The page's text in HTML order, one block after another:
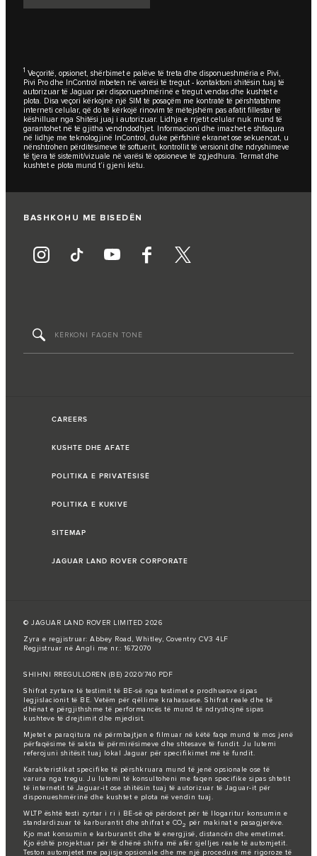
1 Veçoritë, opsionet, shërbimet e palëve të treta dhe disponueshmëria e Pivi,
Pivi Pro dhe InControl mbeten në varësi të tregut - kontaktoni shitësin tuaj të
autorizuar të Jaguar për disponueshmërinë e tregut vendas dhe kushtet e
plota. Disa veçori kërkojnë një SIM të posaçëm me kontratë të përshtatshme
interneti celular, që do të kërkojë rinovim të mëtejshëm pas afatit fillestar të
këshilluar nga Shitësi juaj i autorizuar. Lidhja e rrjetit celular nuk mund të
garantohet në të gjitha vendndodhjet. Informacioni dhe imazhet e shfaqura
në lidhje me teknologjinë InControl, duke përfshirë ekranet ose sekuencat, u
nënshtrohen përditësimeve të softuerit, kontrollit të versionit dhe ndryshimeve
të tjera të sistemit/vizuale në varësi të opsioneve të zgjedhura. Termat dhe
kushtet e plota mund t’i gjeni këtu
BASHKOHU ME BISEDËN
CAREERS
KUSHTE DHE AFATE
POLITIKA E PRIVATËSISË
POLITIKA E KUKIVE
SITEMAP
JAGUAR LAND ROVER CORPORATE
© JAGUAR LAND ROVER LIMITED 2026
Zyra e regjistruar: Abbey Road, Whitley, Coventry CV3 4LF
Regjistruar në Angli me nr.: 1672070
SHIHNI RREGULLOREN (BE) 2020/740 PDF
Shifrat zyrtare të testimit të BE-së nga testimet e prodhuesve sipas
legjislacionit të BE. Vetëm për qëllime krahasuese. Shifrat reale dhe të
dhënat e përgjithshme të performancës të mund të ndryshojnë sipas
kushteve të drejtimit dhe mjedisit.
Mjetet e paraqitura në përmbajtjen e filmuar në këtë faqe mund të mos jenë
përfaqësime të sakta të përmirësimeve dhe shtesave të fundit. Ju lutemi
referojuni shitësit tuaj lokal Jaguar për specifikimet më të fundit.
Karakteristikat specifike të përshkruara mund të jenë opsionale ose të
varura nga tregu. Ju lutemi të konsultoheni me faqen specifike sipas shtetit
të internetit të Jaguar-it ose shitësin tuaj të autorizuar të Jaguar-it për
disponueshmërinë dhe kushtet e plota në vendin tuaj.
WLTP është testi zyrtar i ri i BE-së që përdoret për të llogaritur konsumin e
standardizuar të karburantit dhe shifrat e CO2
për makinat e pasagjerëve.
Kjo mat konsumin e karburantit dhe të energjisë, distancën dhe emetimet.
Kjo është projektuar për të dhënë shifra më afër sjelljes reale të automjetit.
Teston automjetet me pajisje opsionale dhe me një procedurë më rigoroze të